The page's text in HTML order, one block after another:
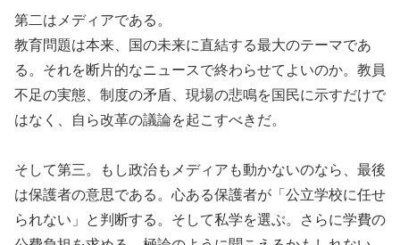
第二はメディアである。
教育問題は本来、国の未来に直結する最大のテーマであ
る。それを断片的なニュースで終わらせてよいのか。教員
不足の実態、制度の矛盾、現場の悲鳴を国民に示すだけで
はなく、自ら改革の議論を起こすべきだ。
そして第三。もし政治もメディアも動かないのなら、最後
は保護者の意思である。心ある保護者が「公立学校に任せ
られない」と判断する。そして私学を選ぶ。さらに学費の